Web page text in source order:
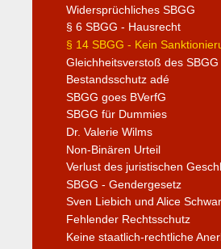
Widersprüchliches SBGG
§ 6 SBGG - Hausrecht
§ 14 SBGG - Kein
Gleichheitsverstoß des SBGG
Bestandsschutz adé
SBGG goes BVerfG
SBGG für Dummies
Dr. Valerie Wilms
Non-Binären Urteil
Verlust des juristischen
SBGG - Gendergesetz
Sven Liebich und Alice
Fehlender Rechtsschutz
Keine staatlich-rechtliche